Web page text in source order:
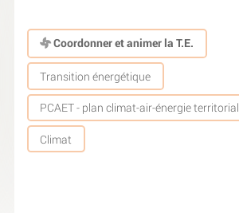
Coordonner et animer la T.E.
Transition énergétique
PCAET - plan climat-air-énergie territorial
Climat